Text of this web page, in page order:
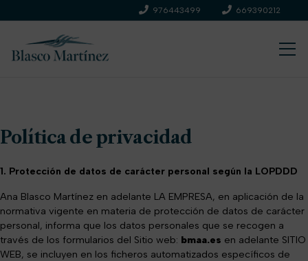
976443499 669390212
Política de privacidad
1. Protección de datos de carácter personal según la LOPDDD
Ana Blasco Martínez en adelante LA EMPRESA, en aplicación de la
normativa vigente en materia de protección de datos de carácter
personal, informa que los datos personales que se recogen a
través de los formularios del Sitio web: bmaa.es en adelante SITIO
WEB, se incluyen en los ficheros automatizados específicos de